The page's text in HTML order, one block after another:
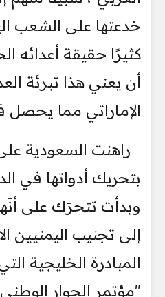
خدعتها على الشعب
كثيرًا حقيقة أعدائه
أن يعني هذا تبرئة
الإماراتي مما يحصل
راهنت السعودية
بتحريك أدواتها في
وبدأت تتحرّك على
إلى تجنيب اليمنيين
المبادرة الخليجية
"مؤتمر الحوار